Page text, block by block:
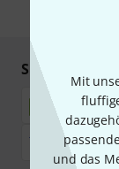
Mit
und das
Sicher